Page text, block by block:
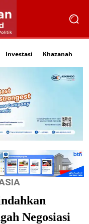
Investasi Khazanah
Negosiasi